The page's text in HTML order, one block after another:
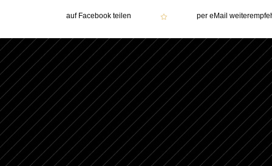
auf Facebook teilen per eMail